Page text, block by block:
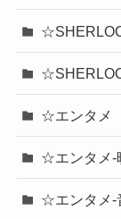
☆エンタメ
☆エンタメ-
☆エンタメ-